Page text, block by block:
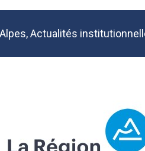
,Actualités